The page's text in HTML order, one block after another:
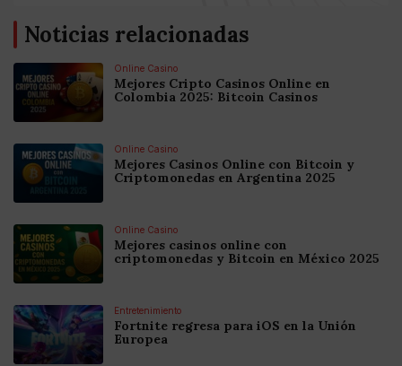
Noticias relacionadas
Online Casino
Mejores Cripto Casinos Online en
Colombia 2025: Bitcoin Casinos
Online Casino
Mejores Casinos Online con Bitcoin y
Criptomonedas en Argentina 2025
Online Casino
Mejores casinos online con
criptomonedas y Bitcoin en México 2025
Entretenimiento
Fortnite regresa para iOS en la Unión
Europea